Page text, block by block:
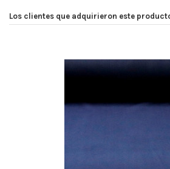
Los clientes que adquirieron este